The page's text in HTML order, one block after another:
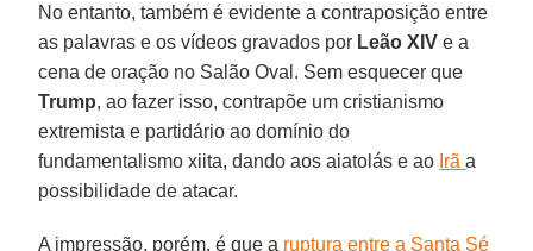
No entanto, também é evidente a contraposição entre
as palavras e os vídeos gravados por Leão XIV e a
cena de oração no Salão Oval. Sem esquecer que
Trump, ao fazer isso, contrapõe um cristianismo
extremista e partidário ao domínio do
fundamentalismo xiita, dando aos aiatolás e ao Irãa
possibilidade de atacar.
A impressão, porém, é que a ruptura entre a Santa Sé